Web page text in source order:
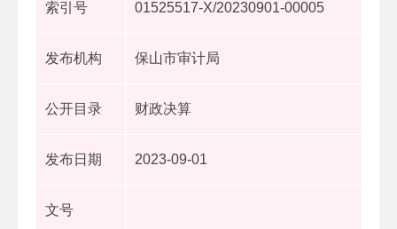
索引号 01525517-X/20230901-00005
发布机构 保山市审计局
公开目录 财政决算
发布日期 2023-09-01
文号